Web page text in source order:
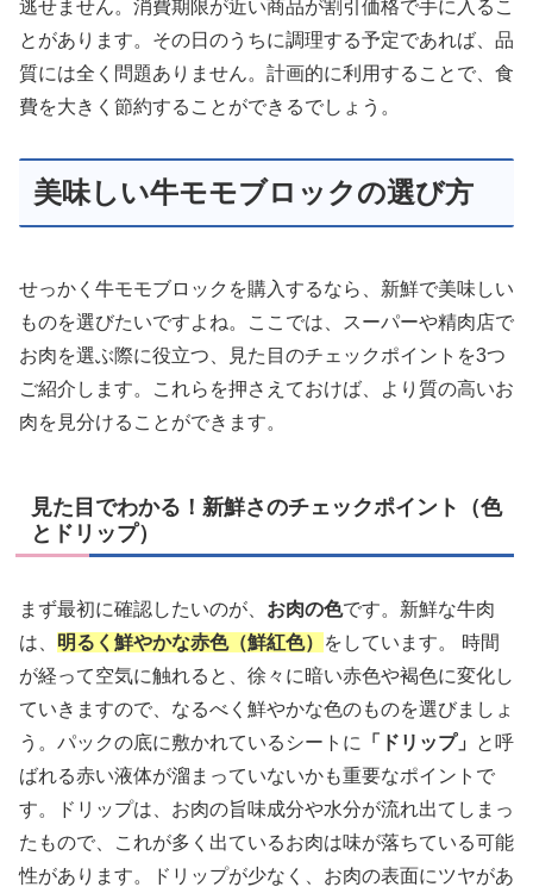
逃せません。消費期限が近い商品が割引価格で手に入るこ
とがあります。その日のうちに調理する予定であれば、品
質には全く問題ありません。計画的に利用することで、食
費を大きく節約することができるでしょう。
美味しい牛モモブロックの選び方
せっかく牛モモブロックを購入するなら、新鮮で美味しい
ものを選びたいですよね。ここでは、スーパーや精肉店で
お肉を選ぶ際に役立つ、見た目のチェックポイントを3つ
ご紹介します。これらを押さえておけば、より質の高いお
肉を見分けることができます。
見た目でわかる！新鮮さのチェックポイント（色
とドリップ）
まず最初に確認したいのが、 お肉の色です。新鮮な牛肉
は、 明るく鮮やかな赤色（鮮紅色）
をしています。 時間
が経って空気に触れると、徐々に暗い赤色や褐色に変化し
ていきますので、なるべく鮮やかな色のものを選びましょ
う。パックの底に敷かれているシートに
「ドリップ」
と呼
ばれる赤い液体が溜まっていないかも重要なポイントで
す。ドリップは、お肉の旨味成分や水分が流れ出てしまっ
たもので、これが多く出ているお肉は味が落ちている可能
性があります。ドリップが少なく、お肉の表面にツヤがあ